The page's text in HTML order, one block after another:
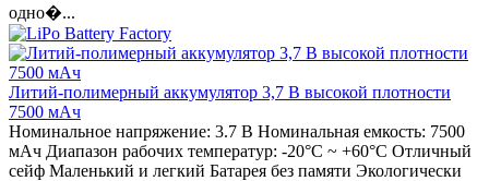
одно�...
Литий-полимерный аккумулятор 3,7 В высокой плотности
7500 мАч
Номинальное напряжение: 3.7 В Номинальная емкость: 7500
мАч Диапазон рабочих температур: -20°C ~ +60°C Отличный
сейф Маленький и легкий Батарея без памяти Экологически